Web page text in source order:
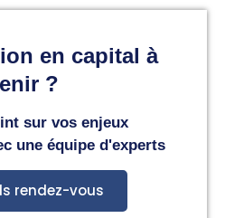
en capital à
?
sur vos enjeux
une équipe d'experts
rendez-vous